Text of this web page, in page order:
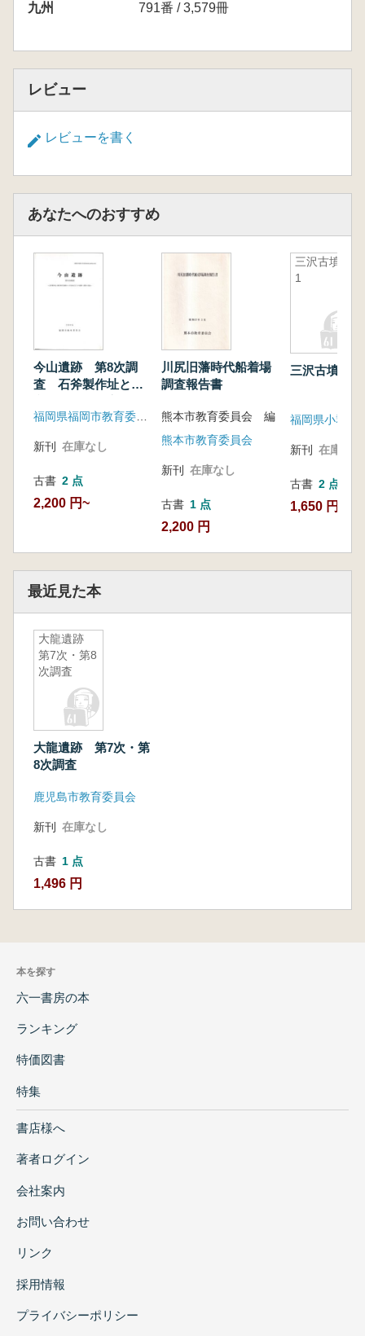
九州
791番 / 3,579冊
レビュー
レビューを書く
あなたへのおすすめ
今山遺跡 第8次調
査 石斧製作址と縄
までの遺構・遺物の福岡県福岡市教育委員会
新刊 在庫なし
古書 2 点
2,200 円~
川尻旧藩時代船着場
調査報告書
熊本市教育委員会 編
熊本市教育委員会
新刊 在庫なし
古書 1 点
2,200 円
三沢古墳群
1
三沢古墳群1
新刊 在庫なし
古書 2 点
1,650 円~
最近見た本
大龍遺跡
第7次・第8
次調査
大龍遺跡 第7次・第
8次調査
鹿児島市教育委員会
新刊 在庫なし
古書 1 点
1,496 円
本を探す
六一書房の本
ランキング
特価図書
特集
書店様へ
著者ログイン
会社案内
お問い合わせ
リンク
採用情報
プライバシーポリシー